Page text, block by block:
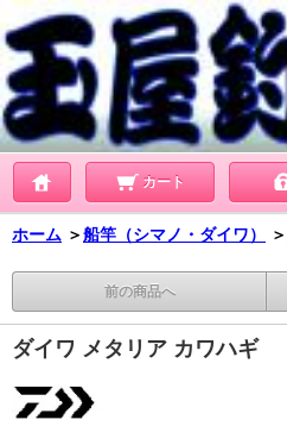
カート
ホーム ＞船竿（シマノ・ダイワ） ＞
前の商品へ
ダイワ メタリア カワハギ